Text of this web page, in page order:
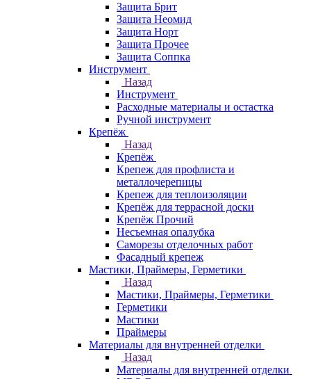
Защита Брит
Защита Неомид
Защита Норт
Защита Прочее
Защита Соппка
Инструмент
Назад
Инструмент
Расходные материалы и остастка
Ручной инструмент
Крепёж
Назад
Крепёж
Крепеж для профлиста и
металлочерепицы
Крепеж для теплоизоляции
Крепёж для террасной доски
Крепёж Прочий
Несъемная опалубка
Саморезы отделочных работ
Фасадный крепеж
Мастики, Праймеры, Герметики
Назад
Мастики, Праймеры, Герметики
Герметики
Мастики
Праймеры
Материалы для внутренней отделки
Назад
Материалы для внутренней отделки